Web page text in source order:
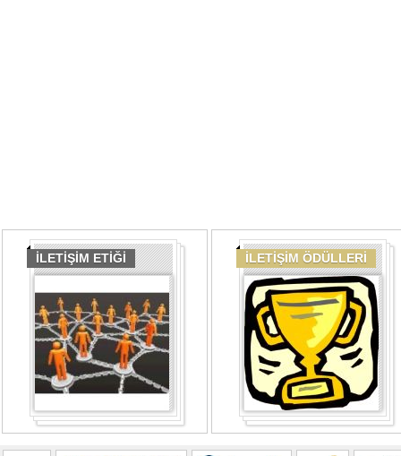
İLETİŞİM ETİĞİ İLETİŞİM ÖDÜLLERİ